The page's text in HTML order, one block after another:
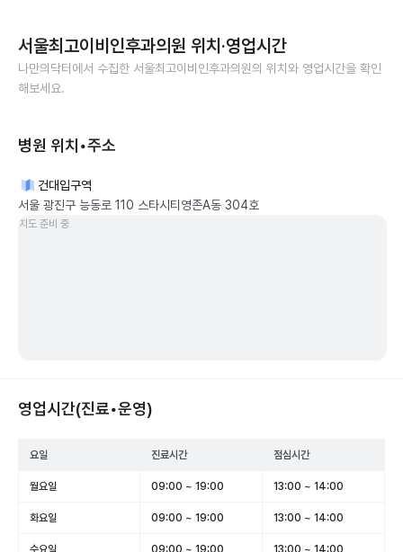
서울최고이비인후과의원 위치·영업시간
나만의닥터에서 수집한 서울최고이비인후과의원의 위치와 영업시간을 확인
해보세요.
병원 위치•주소
건대입구역
서울 광진구 능동로 110 스타시티영존A동 304호
지도 준비 중
영업시간(진료•운영)
요일 진료시간 점심시간
월요일 09:00 ~ 19:00 13:00 ~ 14:00
화요일 09:00 ~ 19:00 13:00 ~ 14:00
수요일 09:00 ~ 19:00 13:00 ~ 14:00